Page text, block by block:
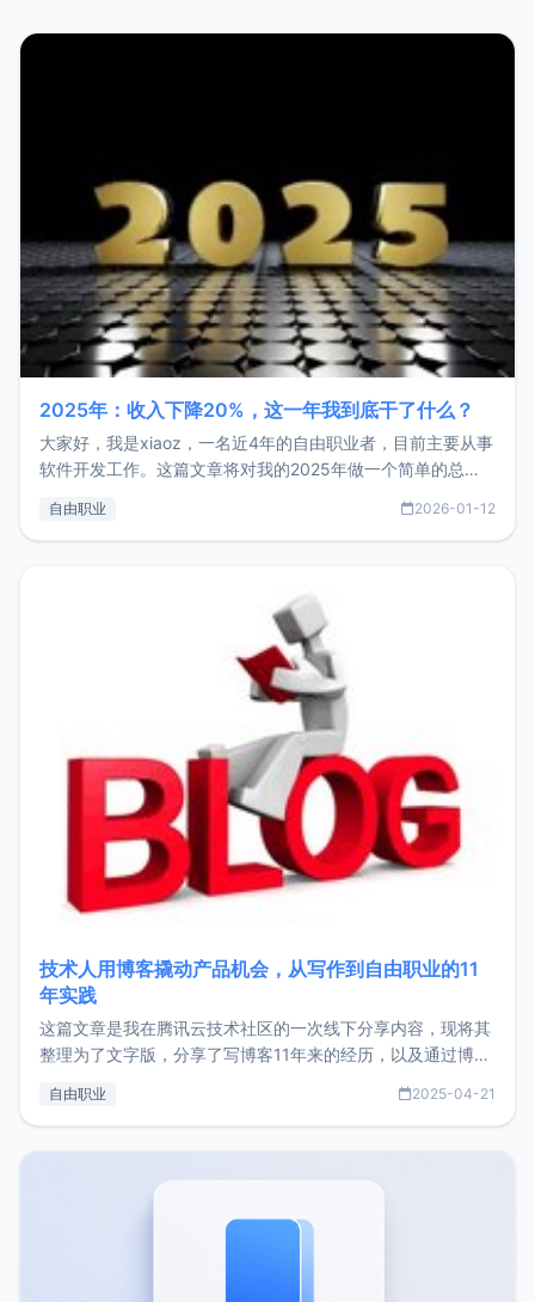
2025年：收入下降20%，这一年我到底干了什么？
大家好，我是xiaoz，一名近4年的自由职业者，目前主要从事
软件开发工作。这篇文章将对我的2025年做一个简单的总
收入下降20%，但却过得很充实，2026年不求突破，但求保
自由职业 2026-01-12
技术人用博客撬动产品机会，从写作到自由职业的11
年实践
这篇文章是我在腾讯云技术社区的一次线下分享内容，现将其
整理为了文字版，分享了写博客11年来的经历，以及通过博客
了我的首个产品ImgURL的真实数据和产品现状。自我介绍大
自由职业 2025-04-21